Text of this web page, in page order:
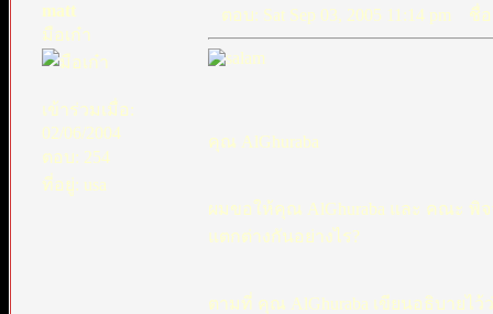
matt
มือเก๋า
เข้าร่วมเมื่อ:
02/06/2004
ตอบ: 254
ที่อยู่: usa
ตอบ: Sat Sep 03, 2005 11:14 pm ชื่อ
คุณ AlGhuraba
ผมขอให้คุณ AlGhuraba และ คณะ พิ
แตกต่างกันอย่างไร?
ตามที่ คุณ AlGhuraba เขียนอธิบายไว้